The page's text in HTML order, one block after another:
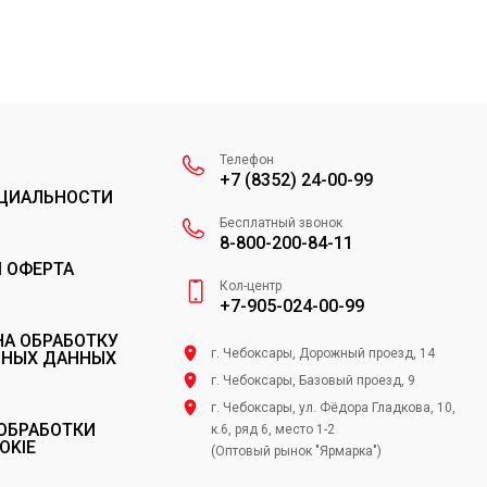
ОФЕРТА
ОБРАБОТКУ
ДАННЫХ
Телефон
+7 (8352) 24-00-99
Бесплатный звонок
8-800-200-84-11
Кол-центр
+7-905-024-00-99
г. Чебоксары, Дорожный проезд, 14
г. Чебоксары, Базовый проезд, 9
г. Чебоксары, ул. Фёдора Гладкова, 10,
к.6, ряд 6, место 1-2
(Оптовый рынок "Ярмарка")